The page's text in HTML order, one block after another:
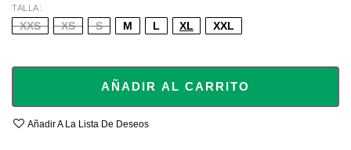
TALLA
XXS XS S M L XL XXL
AÑADIR AL CARRITO
Añadir A La Lista De Deseos